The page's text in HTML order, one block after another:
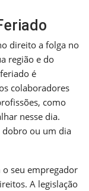
direito a folga no
região e do
é
colaboradores
como
nesse dia.
dobro ou um dia
seu empregador
A legislação